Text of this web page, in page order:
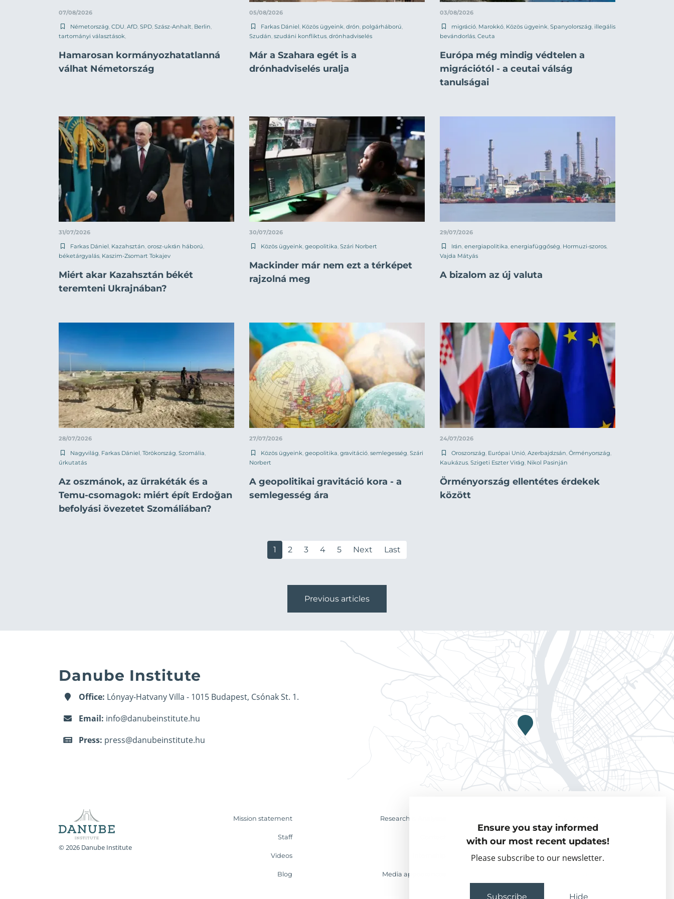
Ensure you stay informed
with our most recent updates!
Please subscribe to our newsletter.
Subscribe Hide
07/08/2026
Németország CDU AfD SPD Szász-Anhalt Berlin
tartományi választások
Hamarosan kormányozhatatlanná
válhat Németország
05/08/2026
Farkas Dániel Közös ügyeink drón polgárháború
Szudán szudáni konfliktus drónhadviselés
Már a Szahara egét is a
drónhadviselés uralja
03/08/2026
migráció Marokkó Közös ügyeink Spanyolország illegális
bevándorlás Ceuta
Európa még mindig védtelen a
migrációtól - a ceutai válság
tanulságai
31/07/2026
Farkas Dániel, Kazahsztán, orosz-ukrán háború,
béketárgyalás, Kaszim-Zsomart Tokajev
Miért akar Kazahsztán békét
teremteni Ukrajnában?
30/07/2026
Közös ügyeink, geopolitika, Szári Norbert
Mackinder már nem ezt a térképet
rajzolná meg
29/07/2026
Irán, energiapolitika, energiafüggőség, Hormuzi-szoros,
Vajda Mátyás
A bizalom az új valuta
28/07/2026
Nagyvilág Farkas Dániel Törökország Szomália
űrkutatás
Az oszmánok, az űrrakéták és a
Temu-csomagok: miért épít Erdoğan
befolyási övezetet Szomáliában?
27/07/2026
Közös ügyeink geopolitika gravitáció semlegesség Szári
Norbert
A geopolitikai gravitáció kora - a
semlegesség ára
24/07/2026
Oroszország Európai Unió Azerbajdzsán Örményország
Kaukázus Szigeti Eszter Virág Nikol Pasinján
Örményország ellentétes érdekek
között
1 2 3 4 5 Next Last
Previous articles
Danube Institute
Office: Lónyay-Hatvany Villa - 1015 Budapest, Csónak St. 1.
Email: info@danubeinstitute.hu
Press: press@danubeinstitute.hu
© 2026 Danube Institute
Mission statement Research & Analyses
Staff Visiting Fellows
Videos Partner organisations
Blog Media appearances